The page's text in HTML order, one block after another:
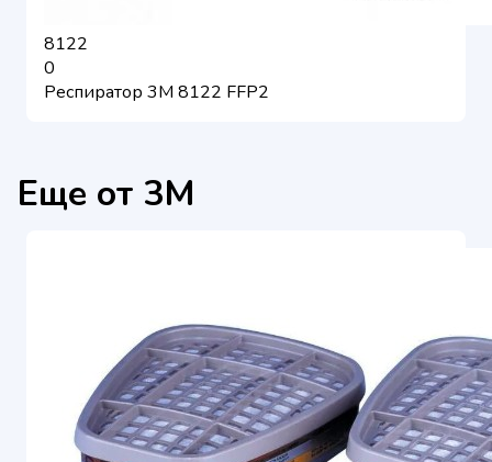
8122
0
Респиратор 3М 8122 FFP2
Еще от 3M